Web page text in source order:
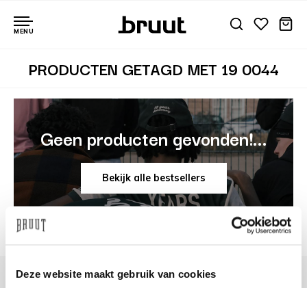
Deze website maakt gebruik van cookies
MENU
PRODUCTEN GETAGD MET 19 0044
Geen producten gevonden!...
Bekijk alle bestsellers